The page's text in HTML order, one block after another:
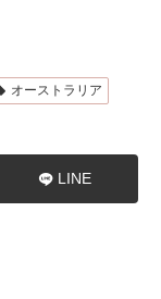
オーストラリア
LINE